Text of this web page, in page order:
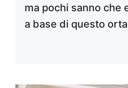
ma pochi sanno che
a base di questo